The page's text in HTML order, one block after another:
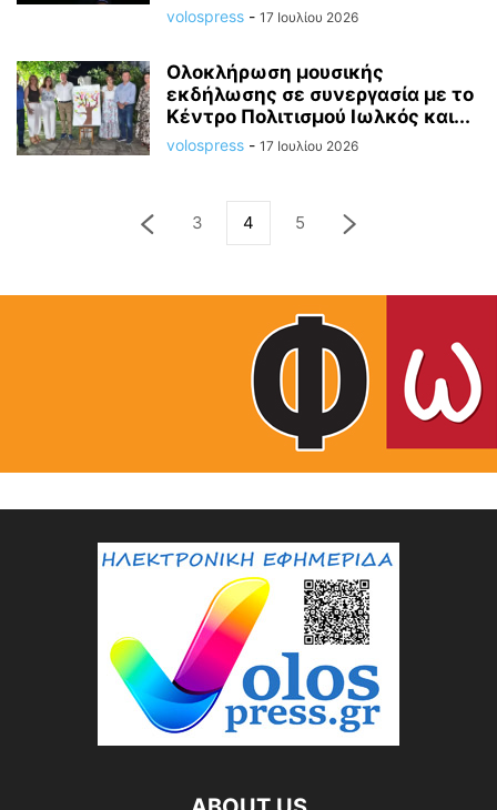
volospress - 17 Ιουλίου 2026
Ολοκλήρωση μουσικής
εκδήλωσης σε συνεργασία με το
Κέντρο Πολιτισμού Ιωλκός και...
volospress - 17 Ιουλίου 2026
3 4 5